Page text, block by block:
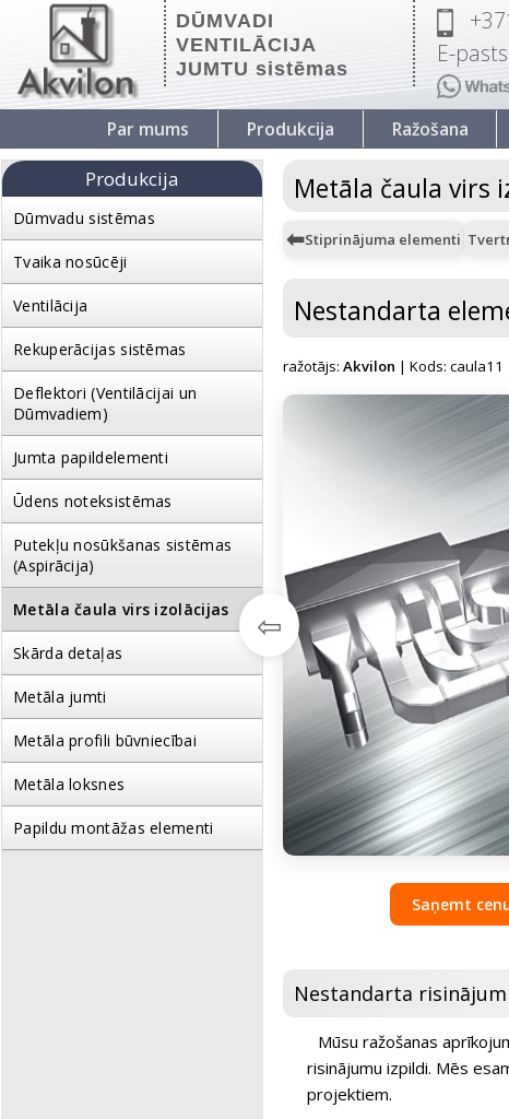
DŪMVADI
VENTILĀCIJA
JUMTU sistēmas
E-
Ražošana
Produkcija
Par mums
Produkcija
Dūmvadu sistēmas
Tvaika nosūcēji
Ventilācija
Rekuperācijas sistēmas
Deflektori (Ventilācijai un
Dūmvadiem)
Jumta papildelementi
Ūdens noteksistēmas
Putekļu nosūkšanas sistēmas
(Aspirācija)
Metāla čaula virs izolācijas
Skārda detaļas
Metāla jumti
Metāla profili būvniecībai
Metāla loksnes
Papildu montāžas elementi
Metāla čaula virs
Stiprinājuma elementi
Nestandarta
ražotājs: Akvilon | Kods: caula11
⇦
Saņemt
Nestandarta
Mūsu ražošanas
risinājumu izpildi. Mēs
projektiem.